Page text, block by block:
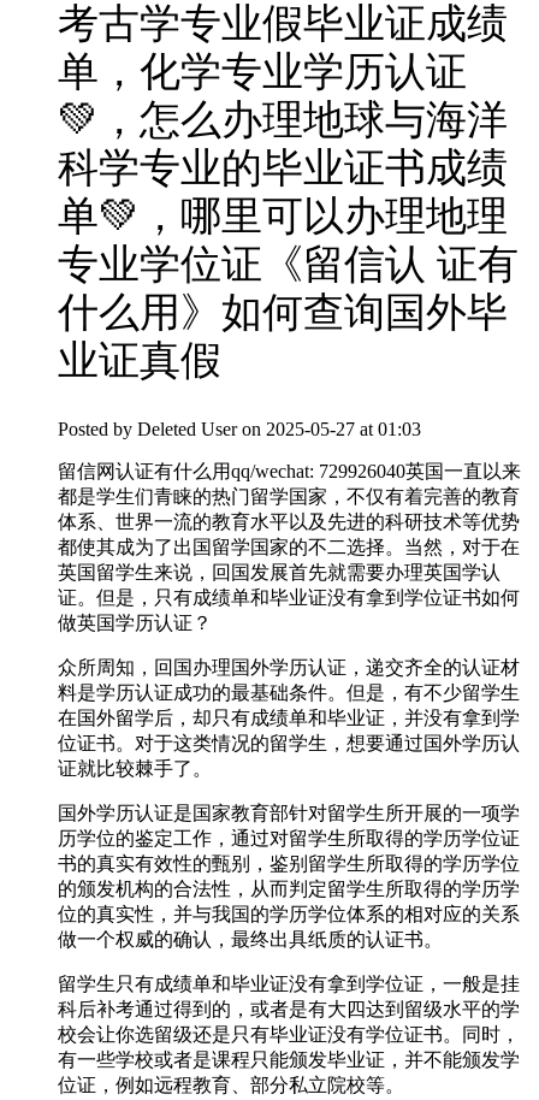
考古学专业假毕业证成绩
单，化学专业学历认证
💚，怎么办理地球与海洋
科学专业的毕业证书成绩
单💚，哪里可以办理地理
专业学位证《留信认 证有
什么用》如何查询国外毕
业证真假
Posted by Deleted User on 2025-05-27 at 01:03
留信网认证有什么用qq/wechat: 729926040英国一直以来
都是学生们青睐的热门留学国家，不仅有着完善的教育
体系、世界一流的教育水平以及先进的科研技术等优势
都使其成为了出国留学国家的不二选择。当然，对于在
英国留学生来说，回国发展首先就需要办理英国学认
证。但是，只有成绩单和毕业证没有拿到学位证书如何
做英国学历认证？
众所周知，回国办理国外学历认证，递交齐全的认证材
料是学历认证成功的最基础条件。但是，有不少留学生
在国外留学后，却只有成绩单和毕业证，并没有拿到学
位证书。对于这类情况的留学生，想要通过国外学历认
证就比较棘手了。
国外学历认证是国家教育部针对留学生所开展的一项学
历学位的鉴定工作，通过对留学生所取得的学历学位证
书的真实有效性的甄别，鉴别留学生所取得的学历学位
的颁发机构的合法性，从而判定留学生所取得的学历学
位的真实性，并与我国的学历学位体系的相对应的关系
做一个权威的确认，最终出具纸质的认证书。
留学生只有成绩单和毕业证没有拿到学位证，一般是挂
科后补考通过得到的，或者是有大四达到留级水平的学
校会让你选留级还是只有毕业证没有学位证书。同时，
有一些学校或者是课程只能颁发毕业证，并不能颁发学
位证，例如远程教育、部分私立院校等。